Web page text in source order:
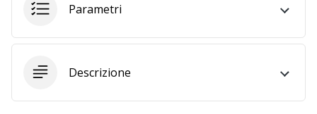
tutti gli
Parametri
Descrizione